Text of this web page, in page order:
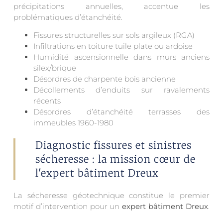
précipitations annuelles, accentue les
problématiques d’étanchéité.
Fissures structurelles sur sols argileux (RGA)
Infiltrations en toiture tuile plate ou ardoise
Humidité ascensionnelle dans murs anciens
silex/brique
Désordres de charpente bois ancienne
Décollements d’enduits sur ravalements
récents
Désordres d’étanchéité terrasses des
immeubles 1960-1980
Diagnostic fissures et sinistres
sécheresse : la mission cœur de
l'expert bâtiment Dreux
La sécheresse géotechnique constitue le premier
motif d’intervention pour unexpert bâtiment Dreux.